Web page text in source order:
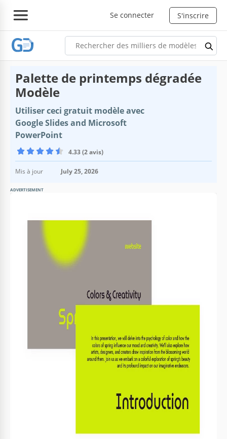
Se connecter S'inscrire
Palette de printemps dégradée
Modèle
Utiliser ceci gratuit modèle avec
Google Slides and Microsoft
PowerPoint
4.33 (2 avis)
Mis à jour July 25, 2026
ADVERTISEMENT